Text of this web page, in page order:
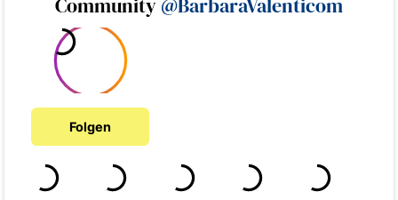
Community @BarbaraValenticom